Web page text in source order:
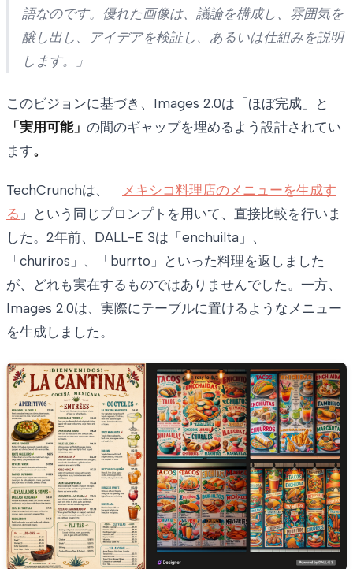
語なのです。優れた画像は、議論を構成し、雰囲気を
醸し出し、アイデアを検証し、あるいは仕組みを説明
します。」
このビジョンに基づき、Images 2.0は「ほぼ完成」と
「実用可能」 の間のギャップを埋めるよう設計されてい
ます。
TechCrunchは、「 メキシコ料理店のメニューを生成す
る 」という同じプロンプトを用いて、直接比較を行いま
した。2年前、DALL-E 3は「enchuilta」、
「churiros」、「burrto」といった料理を返しました
が、どれも実在するものではありませんでした。一方、
Images 2.0は、実際にテーブルに置けるようなメニュー
を生成しました。